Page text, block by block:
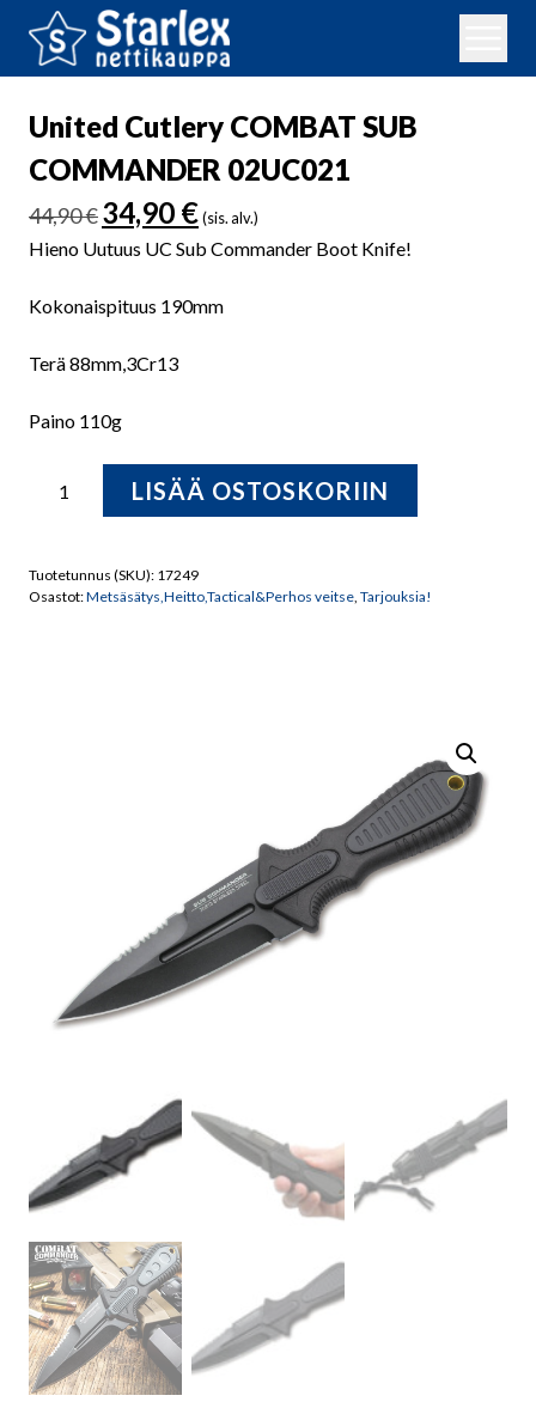
United Cutlery COMBAT SUB
COMMANDER 02UC021
44,90€ Alkuperäinen
hinta
oli:
34,90 €Nykyinen
hinta
on:
(sis. alv.)
Hieno Uutuus UC Sub Commander Boot Knife!
Kokonaispituus 190mm
Terä 88mm,3Cr13
Paino 110g
Cutlery
COMMANDER
LISÄÄ OSTOSKORIIN
Tuotetunnus (SKU): 17249
Osastot:Metsäsätys,Heitto,Tactical&Perhos veitse, Tarjouksia!